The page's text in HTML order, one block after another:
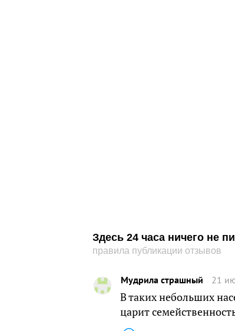
Здесь 24 часа ничего не
правила публикации отзывов
Мудрила страшный 21
В таких небольших
царит